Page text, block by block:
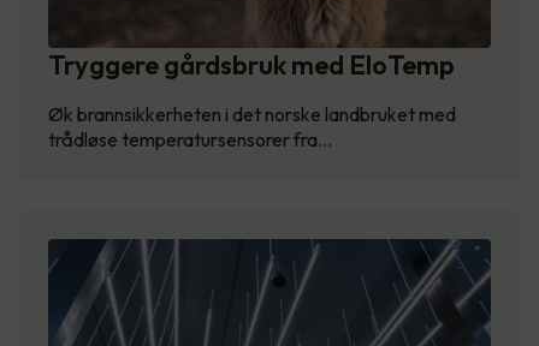
Tryggere gårdsbruk med EloTemp
Øk brannsikkerheten i det norske landbruket med
trådløse temperatursensorer fra…